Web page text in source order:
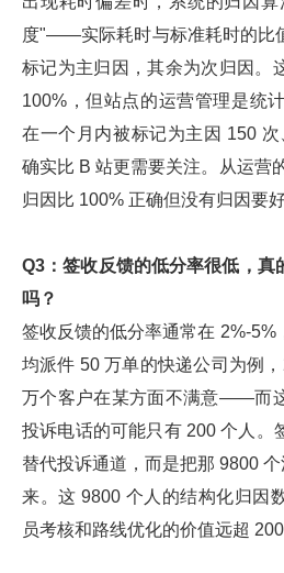
度"——实际耗时与标准耗时的比
标记为主归因，其余为次归因。
100%，但站点的运营管理是统
在一个月内被标记为主因 150
确实比 B 站更需要关注。从运营
归因比 100% 正确但没有归因要好
Q3：签收反馈的低分率很低，真
吗？
签收反馈的低分率通常在 2%-5%
均派件 50 万单的快递公司为例
万个客户在某方面不满意——而
投诉电话的可能只有 200 个人。
替代投诉通道，而是把那 9800
来。这 9800 个人的结构化归因
员考核和路线优化的价值远超 200